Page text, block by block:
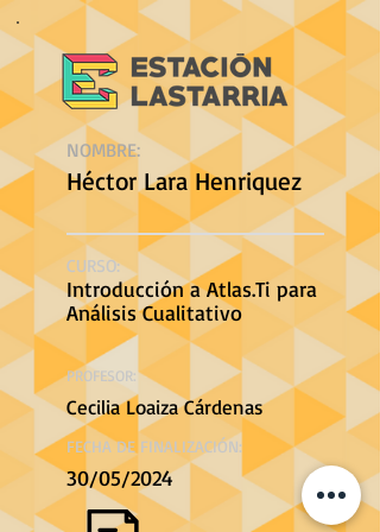
NOMBRE:
Héctor Lara Henriquez
CURSO:
Introducción a Atlas.Ti para
Análisis Cualitativo
PROFESOR:
Cecilia Loaiza Cárdenas
FECHA DE FINALIZACIÓN:
30/05/2024